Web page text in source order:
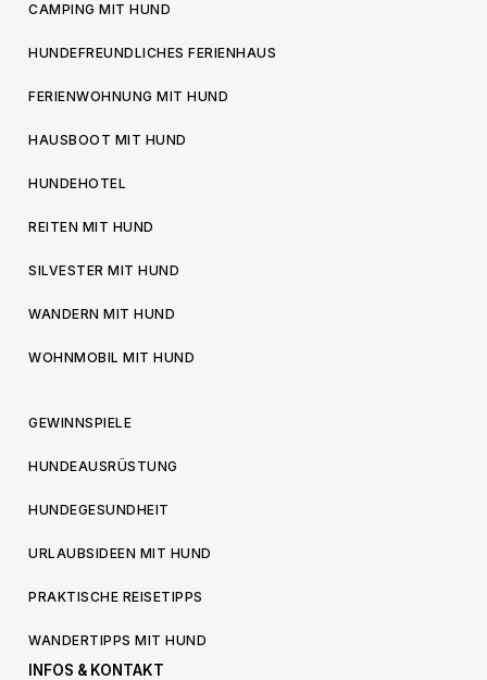
CAMPING MIT HUND
HUNDEFREUNDLICHES FERIENHAUS
FERIENWOHNUNG MIT HUND
HAUSBOOT MIT HUND
HUNDEHOTEL
REITEN MIT HUND
SILVESTER MIT HUND
WANDERN MIT HUND
WOHNMOBIL MIT HUND
GEWINNSPIELE
HUNDEAUSRÜSTUNG
HUNDEGESUNDHEIT
URLAUBSIDEEN MIT HUND
PRAKTISCHE REISETIPPS
WANDERTIPPS MIT HUND
INFOS & KONTAKT